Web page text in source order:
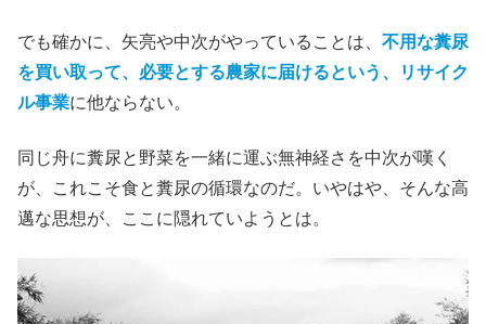
でも確かに、矢亮や中次がやっていることは、 不用な糞尿
を買い取って、必要とする農家に届けるという、リサイク
ル事業に他ならない。
同じ舟に糞尿と野菜を一緒に運ぶ無神経さを中次が嘆く
が、これこそ食と糞尿の循環なのだ。いやはや、そんな高
邁な思想が、ここに隠れていようとは。